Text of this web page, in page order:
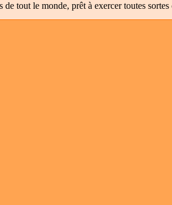
de tout le monde, prêt à exercer toutes